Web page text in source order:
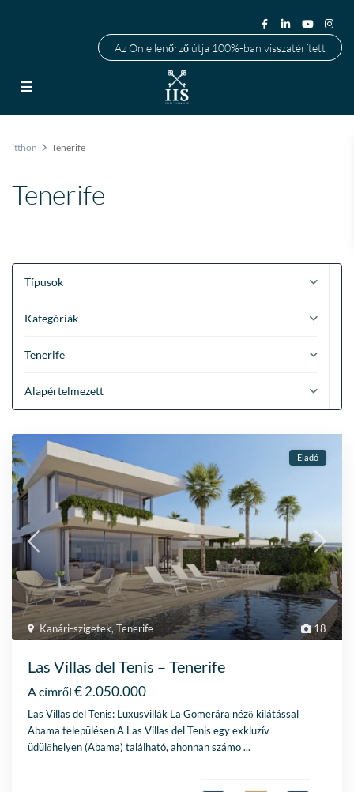
Az Ön ellenőrző útja 100%-ban visszatérített
itthon Tenerife
Tenerife
Típusok
Kategóriák
Tenerife
Alapértelmezett
18
Kanári-szigetek,Tenerife
Eladó
Las Villas del Tenis – Tenerife
A címről € 2.050.000
Las Villas del Tenis: Luxusvillák La Gomerára néző kilátással
Abama településen A Las Villas del Tenis egy exkluzív
üdülőhelyen (Abama) található, ahonnan számo...